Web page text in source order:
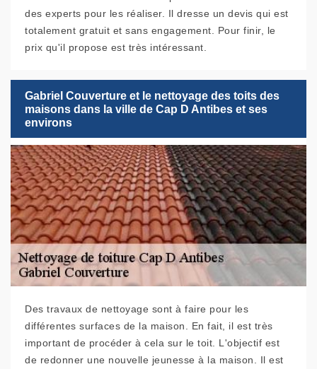
des experts pour les réaliser. Il dresse un devis qui est
totalement gratuit et sans engagement. Pour finir, le
prix qu'il propose est très intéressant.
Gabriel Couverture et le nettoyage des toits des
maisons dans la ville de Cap D Antibes et ses
environs
Des travaux de nettoyage sont à faire pour les
différentes surfaces de la maison. En fait, il est très
important de procéder à cela sur le toit. L'objectif est
de redonner une nouvelle jeunesse à la maison. Il est